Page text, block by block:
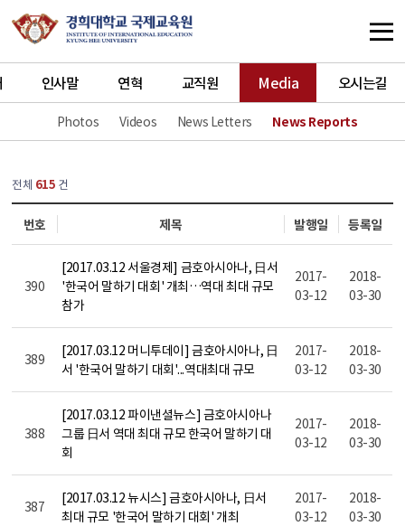
인사말 연혁 교직원 Media
Photos Videos News Letters News Reports
오시는길
전체 615 건
번호 제목 발행일 등록일
390
[2017.03.12 서울경제] 금호아시아나, 日서
'한국어 말하기 대회' 개최…역대 최대 규모
참가
2017-
03-12
2018-
03-30
389
[2017.03.12 머니투데이] 금호아시아나, 日
서 '한국어 말하기 대회'...역대최대 규모
2017-
03-12
2018-
03-30
388
[2017.03.12 파이낸셜뉴스] 금호아시아나
그룹 日서 역대 최대 규모 한국어 말하기 대
회
2017-
03-12
2018-
03-30
387
[2017.03.12 뉴시스] 금호아시아나, 日서
최대 규모 '한국어 말하기 대회' 개최
2017-
03-12
2018-
03-30